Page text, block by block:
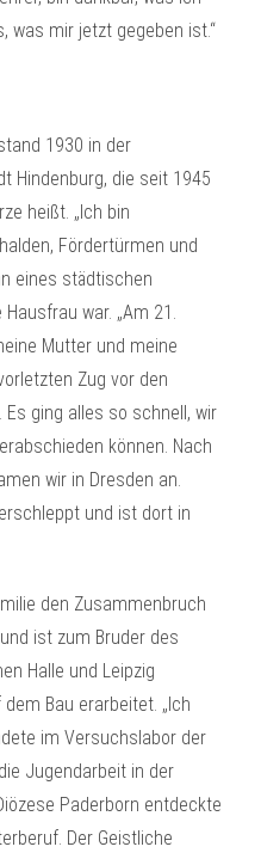
was mir jetzt gegeben ist.“
1930 in der
Hindenburg, die seit 1945
heißt. „Ich bin
Fördertürmen und
eines städtischen
war. „Am 21.
Mutter und meine
Zug vor den
Es ging alles so schnell, wir
können. Nach
wir in Dresden an.
und ist dort in
den Zusammenbruch
ist zum Bruder des
Halle und Leipzig
Bau erarbeitet. „Ich
im Versuchslabor der
Jugendarbeit in der
Paderborn entdeckte
Der Geistliche